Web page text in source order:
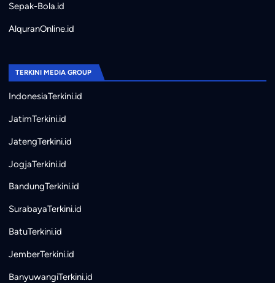
Sepak-Bola.id
AlquranOnline.id
TERKINI MEDIA GROUP
IndonesiaTerkini.id
JatimTerkini.id
JatengTerkini.id
JogjaTerkini.id
BandungTerkini.id
SurabayaTerkini.id
BatuTerkini.id
JemberTerkini.id
BanyuwangiTerkini.id